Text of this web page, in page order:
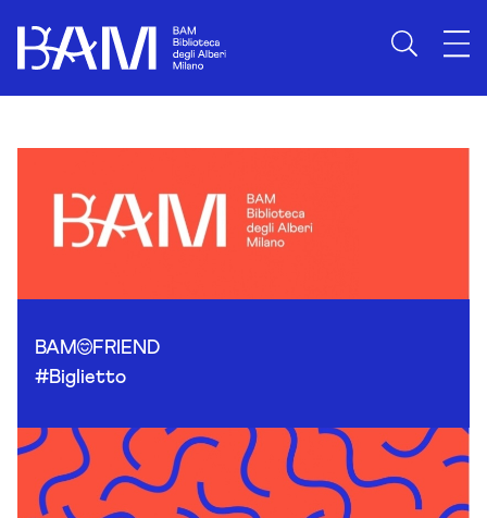
BAM
FRIEND
#Biglietto